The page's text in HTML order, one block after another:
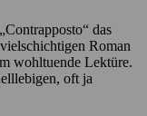
das
Roman
wohltuende Lektüre.
oft ja